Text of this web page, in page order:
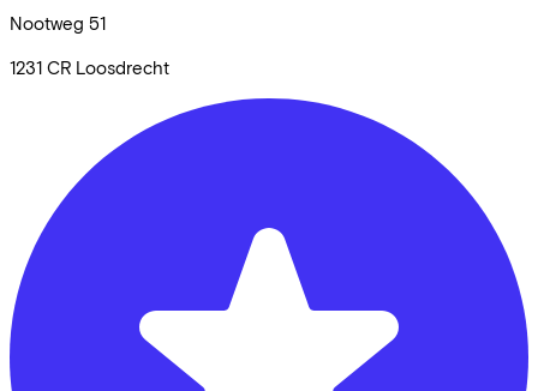
Nootweg 51
1231 CR Loosdrecht